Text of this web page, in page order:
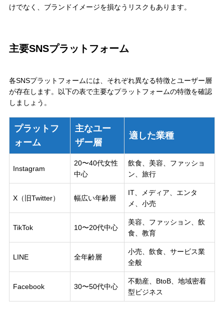
けでなく、ブランドイメージを損なうリスクもあります。
主要SNSプラットフォーム
各SNSプラットフォームには、それぞれ異なる特徴とユーザー層
が存在します。以下の表で主要なプラットフォームの特徴を確認
しましょう。
プラットフ
ォーム
主なユー
ザー層
適した業種
Instagram
20〜40代女性
中心
飲食、美容、ファッショ
ン、旅行
X（旧Twitter） 幅広い年齢層
IT、メディア、エンタ
メ、小売
TikTok 10〜20代中心
美容、ファッション、飲
食、教育
LINE 全年齢層
小売、飲食、サービス業
全般
Facebook 30〜50代中心
不動産、BtoB、地域密着
型ビジネス